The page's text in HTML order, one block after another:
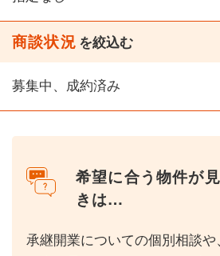
商談状況 を絞込む
募集中、成約済み
希望に合う物件が
きは…
承継開業についての個別相談